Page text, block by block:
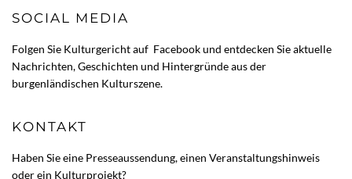
SOCIAL MEDIA
Folgen Sie Kulturgericht auf Facebookund entdecken Sie aktuelle
Nachrichten, Geschichten und Hintergründe aus der
burgenländischen Kulturszene.
KONTAKT
Haben Sie eine Presseaussendung, einen Veranstaltungshinweis
oder ein Kulturprojekt?